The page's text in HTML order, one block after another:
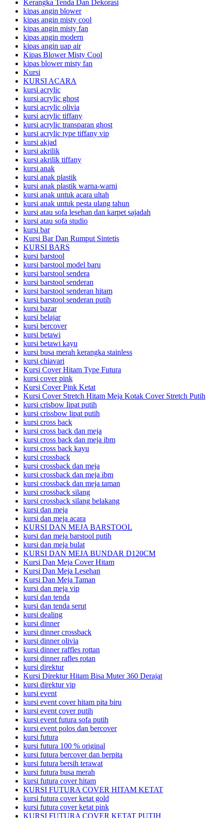
Kerangka Tenda Dan Dekorasi
kipas angin blower
kipas angin misty cool
kipas angin misty fan
kipas angin modern
kipas angin uap air
Kipas Blower Misty Cool
kipas blower misty fan
Kursi
KURSI ACARA
kursi acrylic
kursi acrylic ghost
kursi acrylic olivia
kursi acrylic tiffany
kursi acrylic transparan ghost
kursi acrylic type tiffany vip
kursi akjad
kursi akrilik
kursi akrilik tiffany
kursi anak
kursi anak plastik
kursi anak plastik warna-warni
kursi anak untuk acara ultah
kursi anak untuk pesta ulang tahun
kursi atau sofa lesehan dan karpet sajadah
kursi atau sofa studio
kursi bar
Kursi Bar Dan Rumput Sintetis
KURSI BARS
kursi barstool
kursi barstool model baru
kursi barstool sendera
kursi barstool senderan
kursi barstool senderan hitam
kursi barstool senderan putih
kursi bazar
kursi belajar
kursi bercover
kursi betawi
kursi betawi kayu
kursi busa merah kerangka stainless
kursi chiavari
Kursi Cover Hitam Type Futura
kursi cover pink
Kursi Cover Pink Ketat
Kursi Cover Stretch Hitam Meja Kotak Cover Stretch Putih
kursi crisbow lipat putih
kursi crissbow lipat putih
kursi cross back
kursi cross back dan meja
kursi cross back dan meja ibm
kursi cross back kayu
kursi crossback
kursi crossback dan meja
kursi crossback dan meja ibm
kursi crossback dan meja taman
kursi crossback silang
kursi crossback silang belakang
kursi dan meja
kursi dan meja acara
KURSI DAN MEJA BARSTOOL
kursi dan meja barstool putih
kursi dan meja bulat
KURSI DAN MEJA BUNDAR D120CM
Kursi Dan Meja Cover Hitam
Kursi Dan Meja Lesehan
Kursi Dan Meja Taman
kursi dan meja vip
kursi dan tenda
kursi dan tenda serut
kursi dealing
kursi dinner
kursi dinner crossback
kursi dinner olivia
kursi dinner raffles rottan
kursi dinner rafles rotan
kursi direktur
Kursi Direktur Hitam Bisa Muter 360 Derajat
kursi direktur vip
kursi event
kursi event cover hitam pita biru
kursi event cover putih
kursi event futura sofa putih
kursi event polos dan bercover
kursi futura
kursi futura 100 % original
kursi futura bercover dan berpita
kursi futura bersih terawat
kursi futura busa merah
kursi futura cover hitam
KURSI FUTURA COVER HITAM KETAT
kursi futura cover ketat gold
kursi futura cover ketat pink
KURSI FUTURA COVER KETAT PUTIH